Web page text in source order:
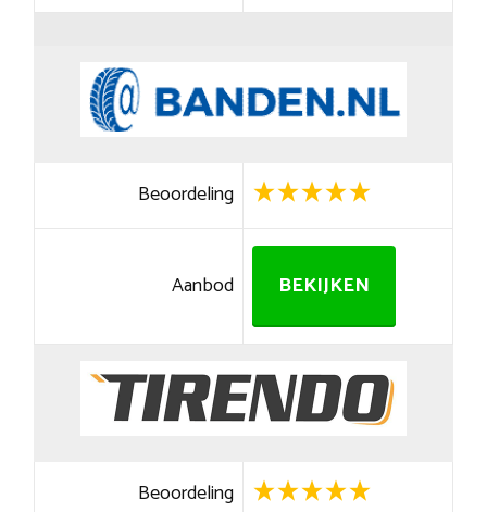
Beoordeling
Aanbod BEKIJKEN
Beoordeling